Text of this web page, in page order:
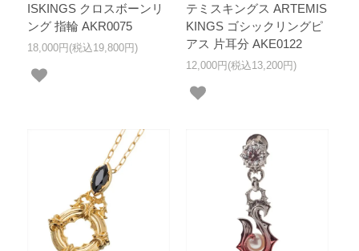
ISKINGS クロスボーンリ
ング 指輪 AKR0075
18,000円(税込19,800円)
テミスキングス ARTEMIS
KINGS ゴシックリングピ
アス 片耳分 AKE0122
12,000円(税込13,200円)